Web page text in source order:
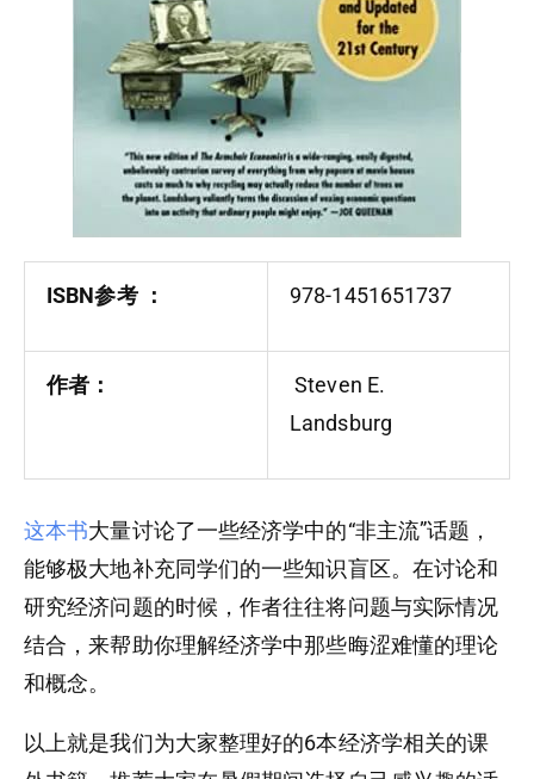
ISBN参考‏ ： 978-1451651737
作者：
Steven E.
Landsburg
这本书大量讨论了一些经济学中的“非主流”话题，
能够极大地补充同学们的一些知识盲区。在讨论和
研究经济问题的时候，作者往往将问题与实际情况
结合，来帮助你理解经济学中那些晦涩难懂的理论
和概念。
以上就是我们为大家整理好的6本经济学相关的课